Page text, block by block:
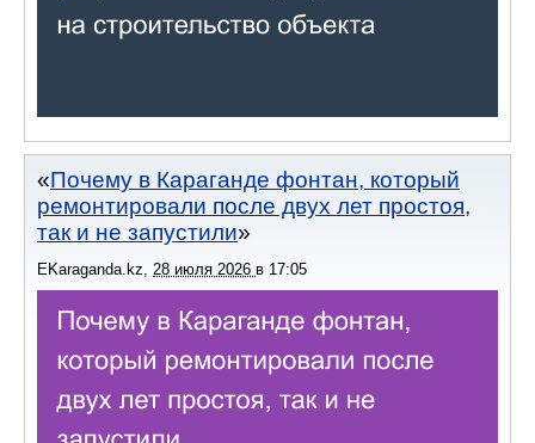
Почему в Караганде фонтан, который
ремонтировали после двух лет простоя,
так и не запустили
EKaraganda.kz, 28 июля 2026 в 17:05